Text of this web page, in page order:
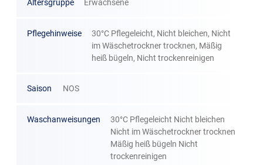
Altersgruppe Erwachsene
Pflegehinweise
30°C Pflegeleicht, Nicht bleichen, Nicht
im Wäschetrockner trocknen, Mäßig
heiß bügeln, Nicht trockenreinigen
Saison NOS
Waschanweisungen
30°C Pflegeleicht Nicht bleichen
Nicht im Wäschetrockner trocknen
Mäßig heiß bügeln Nicht
trockenreinigen